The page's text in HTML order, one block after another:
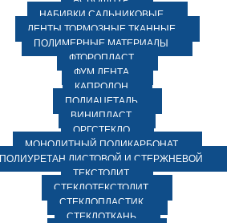
НАБИВКИ САЛЬНИКОВЫЕ
ЛЕНТЫ ТОРМОЗНЫЕ ТКАННЫЕ
ПОЛИМЕРНЫЕ МАТЕРИАЛЫ
ФТОРОПЛАСТ
ФУМ ЛЕНТА
КАПРОЛОН
ПОЛИАЦЕТАЛЬ
ВИНИПЛАСТ
ОРГСТЕКЛО
МОНОЛИТНЫЙ ПОЛИКАРБОНАТ
ПОЛИУРЕТАН ЛИСТОВОЙ И СТЕРЖНЕВОЙ
ТЕКСТОЛИТ
СТЕКЛОТЕКСТОЛИТ
СТЕКЛОПЛАСТИК
СТЕКЛОТКАНЬ